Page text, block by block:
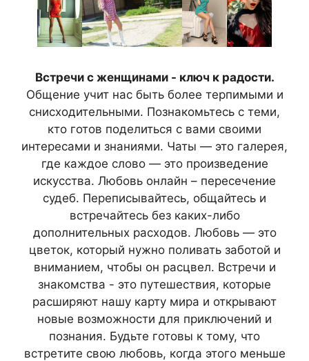
Встречи с женщинами - ключ к радости.
Общение учит нас быть более терпимыми и
снисходительными. Познакомьтесь с теми,
кто готов поделиться с вами своими
интересами и знаниями. Чаты — это галерея,
где каждое слово — это произведение
искусства. Любовь онлайн – пересечение
судеб. Переписывайтесь, общайтесь и
встречайтесь без каких-либо
дополнительных расходов. Любовь — это
цветок, который нужно поливать заботой и
вниманием, чтобы он расцвел. Встречи и
знакомства - это путешествия, которые
расширяют нашу карту мира и открывают
новые возможности для приключений и
познания. Будьте готовы к тому, что
встретите свою любовь, когда этого меньше